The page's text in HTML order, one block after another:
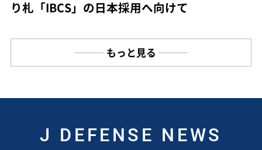
り札「IBCS」の日本採用へ向けて
もっと見る
J DEFENSE NEWS